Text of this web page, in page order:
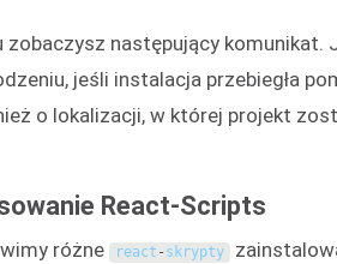
zobaczysz następujący komunikat.
jeśli instalacja przebiegła
o lokalizacji, w której projekt
React-Scripts
różne react - skrypty